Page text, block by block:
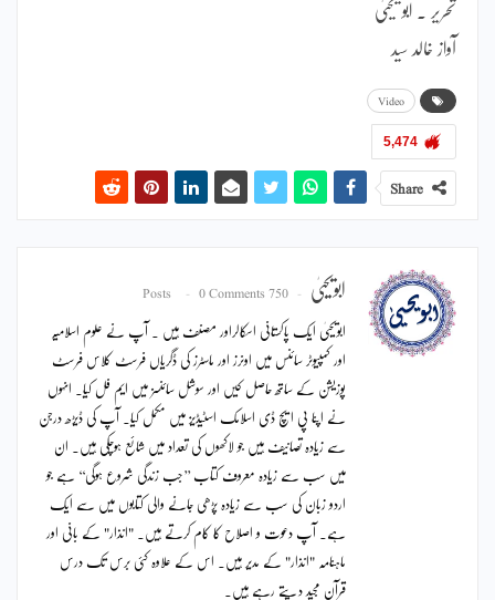
تحریر ۔ ابو یحییٰ
آواز خالد سید
Video
5,474
Share
ابویحییٰ 750 Posts
0 Comments
ابویحییٰ ایک پاکستانی اسکالراور مصنف ہیں ۔ آپ نے علوم اسلامیہ
اور کمپیوٹر سائنس میں اونرز اور ماسٹرز کی ڈگریاں فرسٹ کلاس فرسٹ
پوزیشن کے ساتھ حاصل کیں اور سوشل سائنسز میں ایم فل کیا۔ انہوں
نے اپنا پی ایچ ڈی اسلامک اسٹیڈیز میں مکمل کیا۔ آپ کی ڈیڑھ درجن
سے زیادہ تصانیف ہیں جو لاکھوں کی تعداد میں شائع ہوچکی ہیں۔ ان
میں سب سے زیادہ معروف کتاب ’’جب زندگی شروع ہوگی‘‘ ہے جو
اردو زبان کی سب سے زیادہ پڑھی جانے والی کتابوں میں سے ایک
ہے۔ آپ دعوت و اصلاح کا کام کرتے ہیں۔ "انذار" کے بانی اور
ماہنامہ "انذار" کے مدیر ہیں۔ اس کے علاوہ کئی برس تک درس
قرآن مجید دیتے رہے ہیں۔